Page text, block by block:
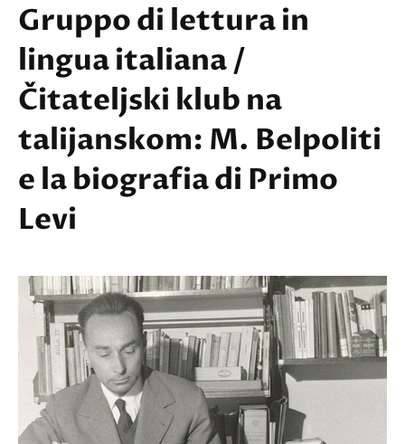
Gruppo di lettura in
lingua italiana /
Čitateljski klub na
talijanskom: M. Belpoliti
e la biografia di Primo
Levi